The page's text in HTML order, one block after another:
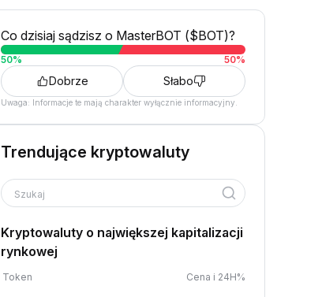
Co dzisiaj sądzisz o MasterBOT ($BOT)?
50% 50%
Dobrze Słabo
Uwaga: Informacje te mają charakter wyłącznie informacyjny.
Trendujące kryptowaluty
Szukaj
Kryptowaluty o największej kapitalizacji
rynkowej
Token Cena i 24H%